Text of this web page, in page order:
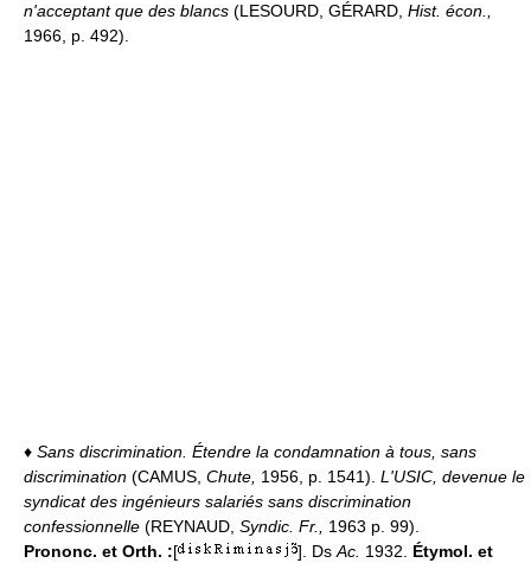
n'acceptant que des blancs (LESOURD, GÉRARD, Hist. écon.,
1966, p. 492).
♦ Sans discrimination. Étendre la condamnation à tous, sans
discrimination (CAMUS, Chute, 1956, p. 1541). L'USIC, devenue le
syndicat des ingénieurs salariés sans discrimination
confessionnelle (REYNAUD, Syndic. Fr., 1963 p. 99).
Prononc. et Orth. :[ ]. DsAc. 1932. Étymol. et